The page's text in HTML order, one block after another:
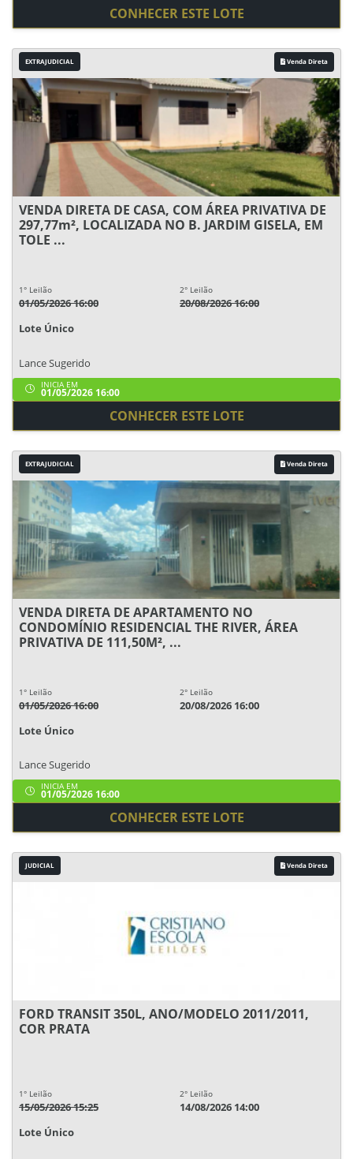
CONHECER ESTE LOTE
EXTRAJUDICIAL Venda Direta
VENDA DIRETA DE CASA, COM ÁREA PRIVATIVA DE
297,77m², LOCALIZADA NO B. JARDIM GISELA, EM
TOLE ...
1° Leilão
01/05/2026 16:00
2° Leilão
20/08/2026 16:00
Lote Único
Lance Sugerido
INICIA EM
01/05/2026 16:00
CONHECER ESTE LOTE
EXTRAJUDICIAL Venda Direta
VENDA DIRETA DE APARTAMENTO NO
CONDOMÍNIO RESIDENCIAL THE RIVER, ÁREA
PRIVATIVA DE 111,50M², ...
1° Leilão
01/05/2026 16:00
2° Leilão
20/08/2026 16:00
Lote Único
Lance Sugerido
INICIA EM
01/05/2026 16:00
CONHECER ESTE LOTE
JUDICIAL Venda Direta
FORD TRANSIT 350L, ANO/MODELO 2011/2011,
COR PRATA
1° Leilão
15/05/2026 15:25
2° Leilão
14/08/2026 14:00
Lote Único